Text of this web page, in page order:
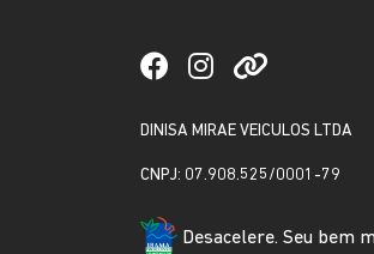
DINISA MIRAE VEICULOS LTDA
CNPJ: 07.908.525/0001-79
Desacelere. Seu bem